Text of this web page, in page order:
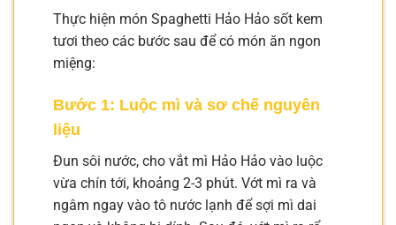
Thực hiện món Spaghetti Hảo Hảo sốt kem
tươi theo các bước sau để có món ăn ngon
miệng:
Bước 1: Luộc mì và sơ chế nguyên
liệu
Đun sôi nước, cho vắt mì Hảo Hảo vào luộc
vừa chín tới, khoảng 2-3 phút. Vớt mì ra và
ngâm ngay vào tô nước lạnh để sợi mì dai